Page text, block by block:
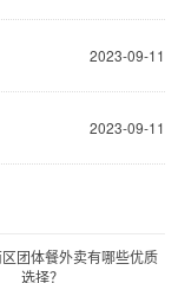
2023-09-11
2023-09-11